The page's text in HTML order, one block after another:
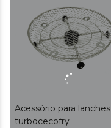
Acessório para lanches
turbocecofry